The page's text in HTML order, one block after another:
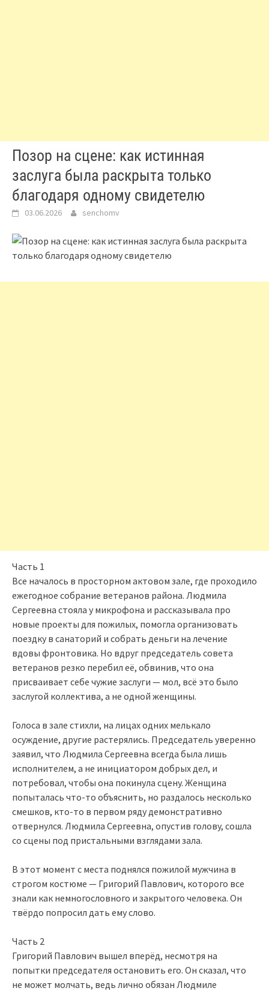
Позор на сцене: как истинная
заслуга была раскрыта только
благодаря одному свидетелю
03.06.2026 senchomv
Часть 1
Все началось в просторном актовом зале, где проходило
ежегодное собрание ветеранов района. Людмила
Сергеевна стояла у микрофона и рассказывала про
новые проекты для пожилых, помогла организовать
поездку в санаторий и собрать деньги на лечение
вдовы фронтовика. Но вдруг председатель совета
ветеранов резко перебил её, обвинив, что она
присваивает себе чужие заслуги — мол, всё это было
заслугой коллектива, а не одной женщины.
Голоса в зале стихли, на лицах одних мелькало
осуждение, другие растерялись. Председатель уверенно
заявил, что Людмила Сергеевна всегда была лишь
исполнителем, а не инициатором добрых дел, и
потребовал, чтобы она покинула сцену. Женщина
попыталась что-то объяснить, но раздалось несколько
смешков, кто-то в первом ряду демонстративно
отвернулся. Людмила Сергеевна, опустив голову, сошла
со сцены под пристальными взглядами зала.
В этот момент с места поднялся пожилой мужчина в
строгом костюме — Григорий Павлович, которого все
знали как немногословного и закрытого человека. Он
твёрдо попросил дать ему слово.
Часть 2
Григорий Павлович вышел вперёд, несмотря на
попытки председателя остановить его. Он сказал, что
не может молчать, ведь лично обязан Людмиле